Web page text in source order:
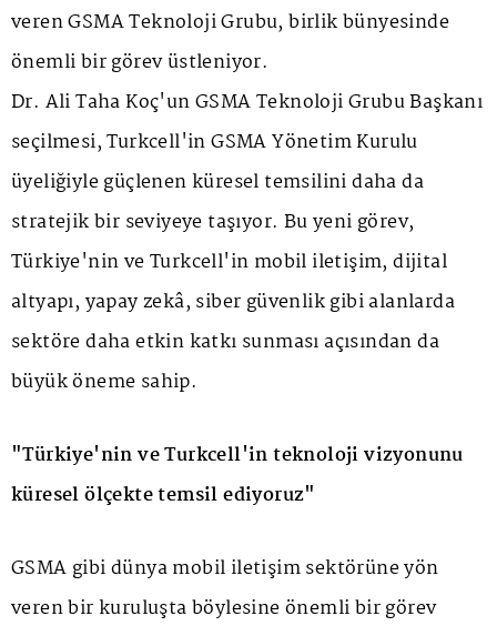
veren GSMA Teknoloji Grubu, birlik bünyesinde
önemli bir görev üstleniyor.
Dr. Ali Taha Koç'un GSMA Teknoloji Grubu Başkanı
seçilmesi, Turkcell'in GSMA Yönetim Kurulu
üyeliğiyle güçlenen küresel temsilini daha da
stratejik bir seviyeye taşıyor. Bu yeni görev,
Türkiye'nin ve Turkcell'in mobil iletişim, dijital
altyapı, yapay zekâ, siber güvenlik gibi alanlarda
sektöre daha etkin katkı sunması açısından da
büyük öneme sahip.
"Türkiye'nin ve Turkcell'in teknoloji vizyonunu
küresel ölçekte temsil ediyoruz"
GSMA gibi dünya mobil iletişim sektörüne yön
veren bir kuruluşta böylesine önemli bir görev